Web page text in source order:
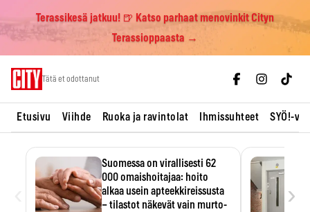
Terassikesä jatkuu! 🍺 Katso parhaat menovinkit Cityn
Terassioppaasta →
Tätä et odottanut
Etusivu Viihde Ruoka ja ravintolat Ihmissuhteet SYÖ!-
Suomessa on virallisesti 62
000 omaishoitajaa: hoito
alkaa usein apteekkireissusta
– tilastot näkevät vain murto-
›